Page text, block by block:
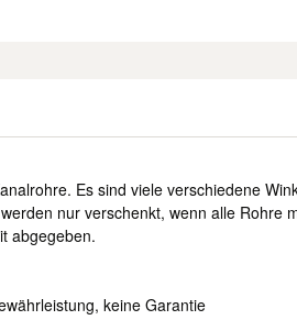
Es sind viele verschiedene
nur verschenkt, wenn alle Rohre
abgegeben.
keine Garantie